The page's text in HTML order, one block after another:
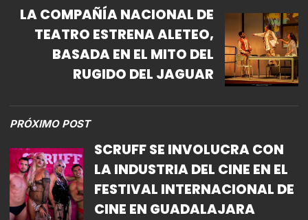
LA COMPAÑÍA NACIONAL DE
TEATRO ESTRENA ALETEO,
BASADA EN EL MITO DEL
RUGIDO DEL JAGUAR
PRÓXIMO POST
SCRUFF SE INVOLUCRA CON
LA INDUSTRIA DEL CINE EN EL
FESTIVAL INTERNACIONAL DE
CINE EN GUADALAJARA